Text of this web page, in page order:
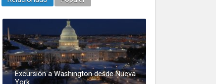
Excursión a Washington desde Nueva
York